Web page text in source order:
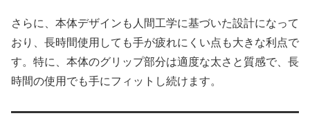
さらに、本体デザインも人間工学に基づいた設計になって
おり、長時間使用しても手が疲れにくい点も大きな利点で
す。特に、本体のグリップ部分は適度な太さと質感で、長
時間の使用でも手にフィットし続けます。